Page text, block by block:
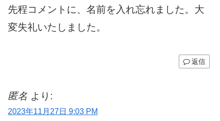
先程コメントに、名前を入れ忘れました。大
変失礼いたしました。
返信
匿名 より:
2023年11月27日 9:03 PM